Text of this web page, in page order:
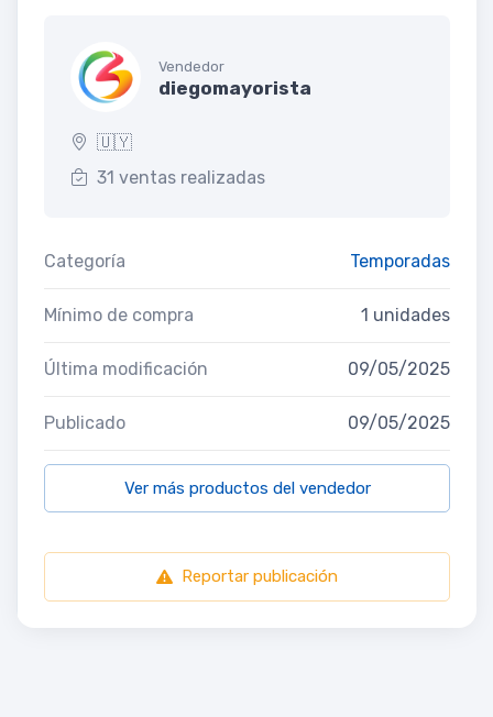
Vendedor
diegomayorista
🇺🇾
31 ventas realizadas
Categoría Temporadas
Mínimo de compra 1 unidades
Última modificación 09/05/2025
Publicado 09/05/2025
Ver más productos del vendedor
Reportar publicación